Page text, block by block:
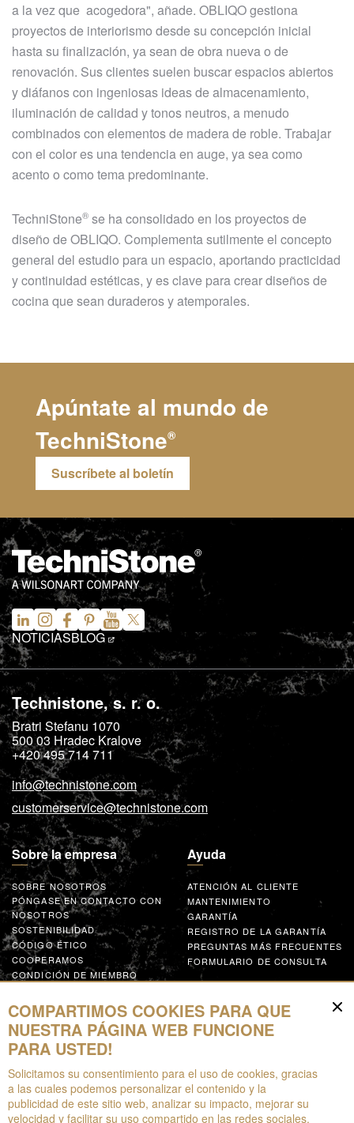
a la vez que acogedora", añade. OBLIQO gestiona
proyectos de interiorismo desde su concepción inicial
hasta su finalización, ya sean de obra nueva o de
renovación. Sus clientes suelen buscar espacios abiertos
y diáfanos con ingeniosas ideas de almacenamiento,
iluminación de calidad y tonos neutros, a menudo
combinados con elementos de madera de roble. Trabajar
con el color es una tendencia en auge, ya sea como
acento o como tema predominante.
TechniStone® se ha consolidado en los proyectos de
diseño de OBLIQO. Complementa sutilmente el concepto
general del estudio para un espacio, aportando practicidad
y continuidad estéticas, y es clave para crear diseños de
cocina que sean duraderos y atemporales.
Apúntate al mundo de
TechniStone®
Suscríbete al boletín
NOTICIASBLOG
Technistone, s. r. o.
Bratri Stefanu 1070
500 03 Hradec Kralove
+420 495 714 711
info@technistone.com
customerservice@technistone.com
Sobre la empresa
SOBRE NOSOTROS
PÓNGASE EN CONTACTO CON
NOSOTROS
SOSTENIBILIDAD
CÓDIGO ÉTICO
COOPERAMOS
CONDICIÓN DE MIEMBRO
CONDUCT
COLABORA
Ayuda
ATENCIÓN AL CLIENTE
MANTENIMIENTO
GARANTÍA
REGISTRO DE LA GARANTÍA
PREGUNTAS MÁS FRECUENTES
FORMULARIO DE CONSULTA
Recursos
PARA DESCARGAR
FOLLETOS
EPD
COMPARTIMOS COOKIES PARA QUE
NUESTRA PÁGINA WEB FUNCIONE
PARA USTED!
Solicitamos su consentimiento para el uso de cookies, gracias
a las cuales podemos personalizar el contenido y la
publicidad de este sitio web, analizar su impacto, mejorar su
velocidad y facilitar su uso compartido en las redes sociales.